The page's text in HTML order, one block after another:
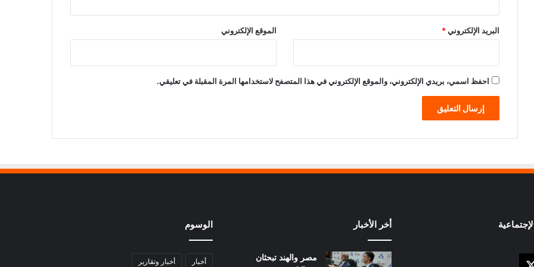
البريد الإلكتروني* الموقع الإلكتروني
احفظ اسمي، بريدي الإلكتروني، والموقع الإلكتروني في هذا المتصفح لاستخدامها المرة المقبلة في تعليقي.
أخر الأخبار
مصر والهند تبحثان
الوسوم
أخبار أخبار وتقارير